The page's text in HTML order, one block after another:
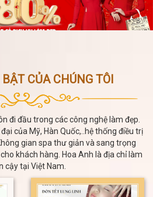
CỦA CHÚNG TÔI
đi đầu trong các công nghệ làm đẹp.
của Mỹ, Hàn Quốc,..hệ thống điều trị
gian spa thư giản và sang trọng
khách hàng. Hoa Anh là địa chỉ làm
cậy tại Việt Nam.